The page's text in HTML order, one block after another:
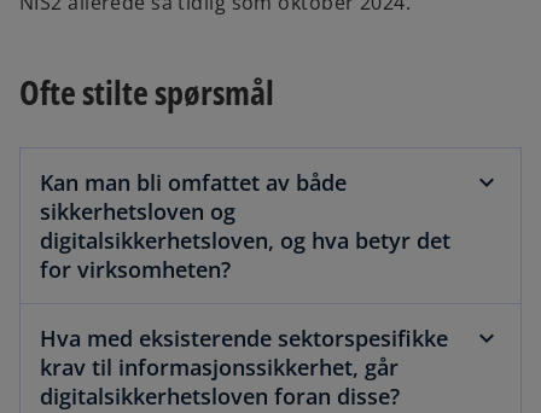
Ofte stilte spørsmål
Kan man bli omfattet av både
sikkerhetsloven og
digitalsikkerhetsloven, og hva betyr det
for virksomheten?
Hva med eksisterende sektorspesifikke
krav til informasjonssikkerhet, går
digitalsikkerhetsloven foran disse?